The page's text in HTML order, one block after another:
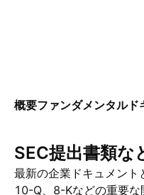
概要ファンダメンタルド
SEC提出書類な
最新の企業ドキュメント
10-Q、8-Kなどの重要な